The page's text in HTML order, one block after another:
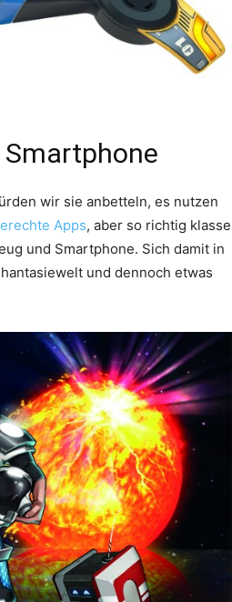
wir sie anbetteln, es nutzen
Apps, aber so richtig klasse
und Smartphone. Sich damit in
und dennoch etwas